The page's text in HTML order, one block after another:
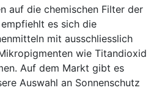
auf die chemischen Filter der
es sich die
mit ausschliesslich
wie Titandioxid
Auf dem Markt gibt es
Auswahl an Sonnenschutz